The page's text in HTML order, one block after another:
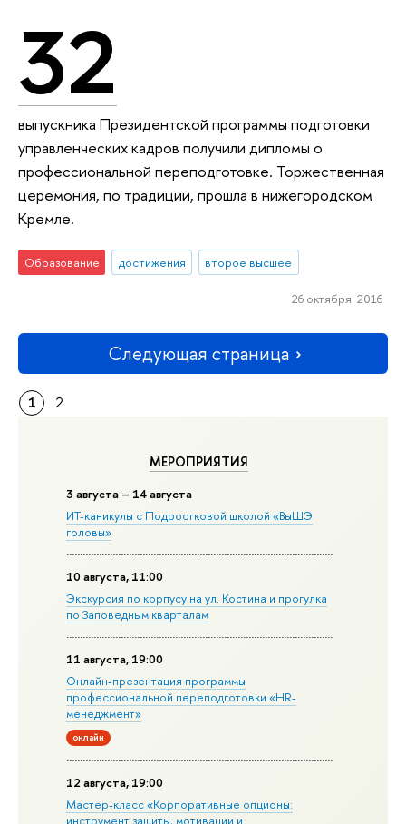
МЕРОПРИЯТИЯ
3 августа – 14 августа
ИТ-каникулы с Подростковой школой «ВыШЭ
головы»
10 августа, 11:00
Экскурсия по корпусу на ул. Костина и прогулка
по Заповедным кварталам
11 августа, 19:00
Онлайн-презентация программы
профессиональной переподготовки «HR-
менеджмент»
онлайн
12 августа, 19:00
Мастер-класс «Корпоративные опционы:
инструмент защиты, мотивации и
32
выпускника Президентской программы подготовки
управленческих кадров получили дипломы о
профессиональной переподготовке. Торжественная
церемония, по традиции, прошла в нижегородском
Кремле.
Образование достижения второе высшее
26 октября 2016
Следующая страница
1 2